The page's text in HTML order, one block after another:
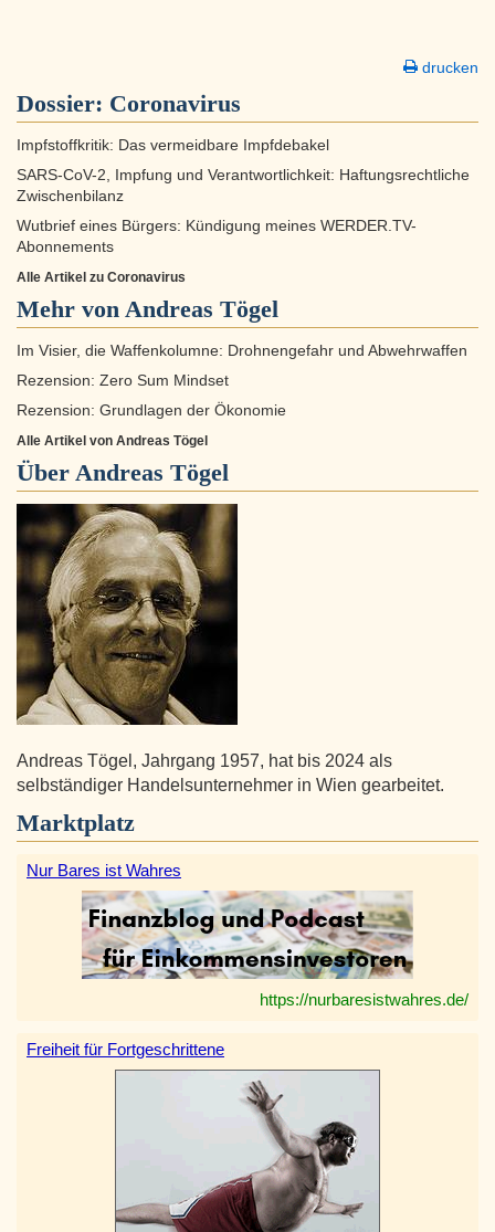
drucken
Dossier: Coronavirus
Impfstoffkritik: Das vermeidbare Impfdebakel
SARS-CoV-2, Impfung und Verantwortlichkeit: Haftungsrechtliche
Zwischenbilanz
Wutbrief eines Bürgers: Kündigung meines WERDER.TV-
Abonnements
Alle Artikel zu Coronavirus
Mehr von Andreas Tögel
Im Visier, die Waffenkolumne: Drohnengefahr und Abwehrwaffen
Rezension: Zero Sum Mindset
Rezension: Grundlagen der Ökonomie
Alle Artikel von Andreas Tögel
Über Andreas Tögel
Andreas Tögel, Jahrgang 1957, hat bis 2024 als
selbständiger Handelsunternehmer in Wien gearbeitet.
Marktplatz
Nur Bares ist Wahres
https://nurbaresistwahres.de/
Freiheit für Fortgeschrittene